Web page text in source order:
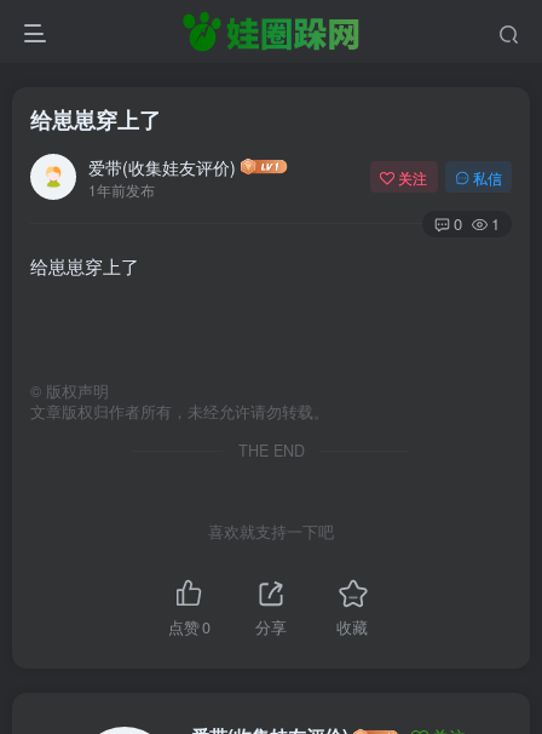
给崽崽穿上了
爱带(收集娃友评价)
1年前发布
关注 私信
0 1
给崽崽穿上了
© 版权声明
文章版权归作者所有，未经允许请勿转载。
THE END
喜欢就支持一下吧
点赞0 分享 收藏